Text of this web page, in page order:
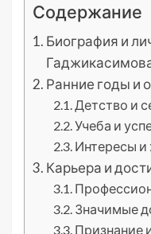
Содержание
Биография и
Ранние годы и
Детство и
Учеба и
Интересы и
Карьера и
Значимые
Признание